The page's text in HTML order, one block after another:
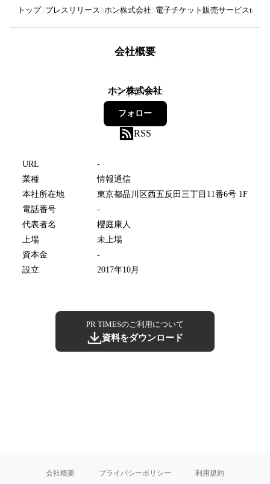
トップ プレスリリース ホン株式会社 電子チケット販売サービス
会社概要
ホン株式会社
1フォロワー
フォロー
RSS
URL
-
業種
情報通信
本社所在地
東京都品川区西五反田三丁目11番6号 1F
電話番号
-
代表者名
櫻庭康人
上場
未上場
資本金
-
設立
2017年10月
PR TIMESのご利用について
資料をダウンロード
会社概要 プライバシーポリシー 利用規約